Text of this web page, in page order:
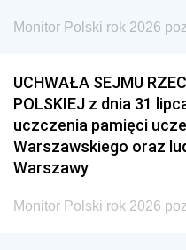
Monitor Polski rok 2026
UCHWAŁA SEJMU
POLSKIEJ z dnia 31
uczczenia pamięci
Warszawskiego oraz
Warszawy
Monitor Polski rok 2026